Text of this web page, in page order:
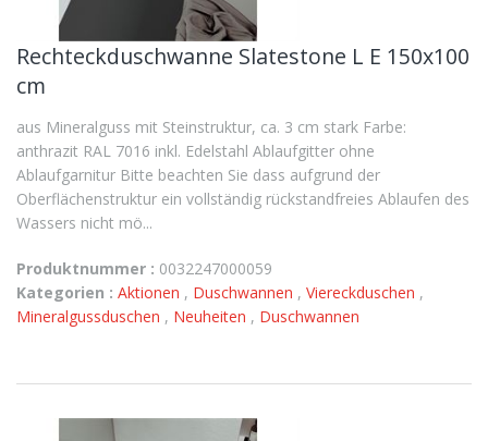
Rechteckduschwanne Slatestone L E 150x100
cm
aus Mineralguss mit Steinstruktur, ca. 3 cm stark Farbe:
anthrazit RAL 7016 inkl. Edelstahl Ablaufgitter ohne
Ablaufgarnitur Bitte beachten Sie dass aufgrund der
Oberflächenstruktur ein vollständig rückstandfreies Ablaufen des
Wassers nicht mö...
Produktnummer : 0032247000059
Kategorien : Aktionen , Duschwannen , Viereckduschen ,
Mineralgussduschen , Neuheiten , Duschwannen